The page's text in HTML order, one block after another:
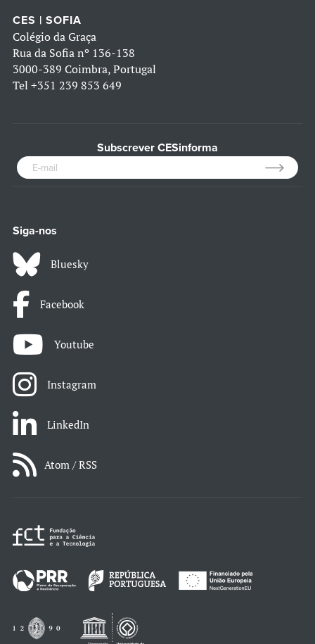
CES | SOFIA
Colégio da Graça
Rua da Sofia nº 136-138
3000-389 Coimbra, Portugal
Tel +351 239 853 649
Subscrever CESinforma
Siga-nos
Bluesky
Facebook
Youtube
Instagram
LinkedIn
Atom / RSS